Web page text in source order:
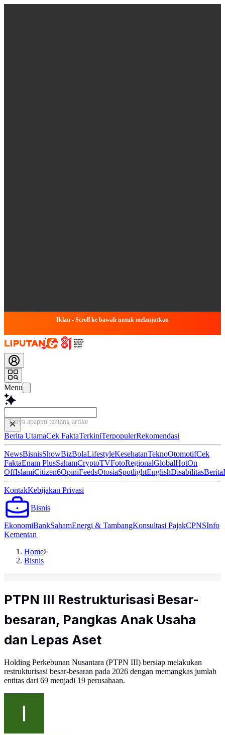
Iklan - Scroll ke bawah untuk melanjutkan
Menu
Tanya apapun tentang artikel ini...
Berita UtamaCek FaktaTerkiniTerpopulerRekomendasi
NewsBisnisShowBizBolaLifestyleKesehatanTeknoOtomotifCek
FaktaEnam PlusSahamCryptoTVFotoRegionalGlobalHotOn
OffIslamiCitizen6OpiniFeedsOtosiaSpotlightEnglishDisabilitasBerita
KontakKebijakan Privasi
Bisnis
EkonomiBankSahamEnergi & TambangKonsultasi PajakCPNSInfo
Kementan
Home
Bisnis
PTPN III Restrukturisasi Besar-
besaran, Pangkas Anak Usaha
dan Lepas Aset
Holding Perkebunan Nusantara (PTPN III) bersiap melakukan
restrukturisasi besar-besaran pada 2026 dengan memangkas jumlah
entitas dari 69 menjadi 19 perusahaan.